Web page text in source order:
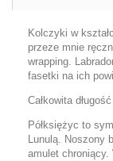
Kolczyki w
przeze mnie
wrapping.
fasetki na ich
Całkowita
Półksiężyc to
Lunulą. Noszony
amulet chroniący.